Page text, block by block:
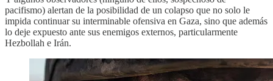
pacifismo) alertan de la posibilidad de un colapso que no solo le
impida continuar su interminable ofensiva en Gaza, sino que además
lo deje expuesto ante sus enemigos externos, particularmente
Hezbollah e Irán.